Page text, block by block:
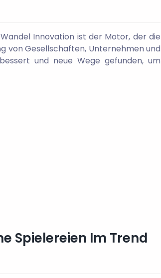
Innovation ist der Motor, der die
von Gesellschaften, Unternehmen und
und neue Wege gefunden, um
Spielereien Im Trend